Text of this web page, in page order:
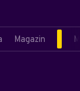
Magazin